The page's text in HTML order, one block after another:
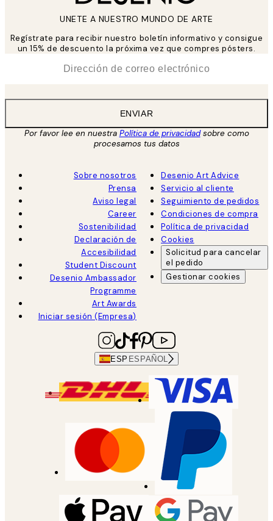
UNETE A NUESTRO MUNDO DE ARTE
Regístrate para recibir nuestro boletín informativo y consigue
un 15% de descuento la próxima vez que compres pósters.
ENVIAR
Por favor lee en nuestra Política de privacidadsobre como
procesamos tus datos
Sobre nosotros
Prensa
Aviso legal
Career
Sostenibilidad
Declaración de
Accesibilidad
Student Discount
Desenio Ambassador
Programme
Art Awards
Iniciar sesión (Empresa)
Desenio Art Advice
Servicio al cliente
Seguimiento de pedidos
Condiciones de compra
Política de privacidad
Cookies
Solicitud para cancelar
el pedido
Gestionar cookies
ESP ESPAÑOL